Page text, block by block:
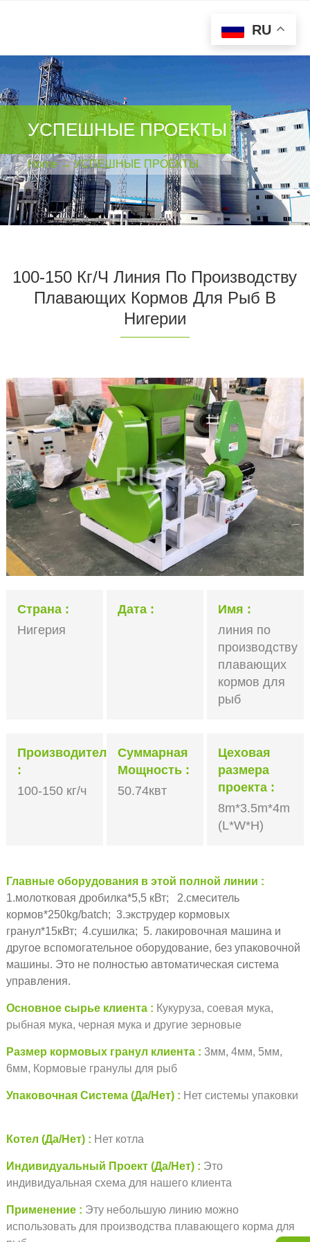
УСПЕШНЫЕ ПРОЕКТЫ
Home →УСПЕШНЫЕ ПРОЕКТЫ
100-150 Кг/ч Линия По Производству
Плавающих Кормов Для Рыб В
Нигерии
Страна
Нигерия
Дата
Имя
линия по
производству
плавающих
кормов для
рыб
Производительность
100-150 кг/ч
Суммарная
Мощность
50.74квт
Цеховая
размера
проекта
8m*3.5m*4m
(L*W*H)
Главные оборудования в этой полной линии
1.молотковая дробилка*5,5 кВт; 2.смеситель
кормов*250kg/batch; 3.экструдер кормовых
гранул*15кВт; 4.сушилка; 5. лакировочная машина и
другое вспомогательное оборудование, без упаковочной
машины. Это не полностью автоматическая система
управления.
Основное сырье клиента
Кукуруза, соевая мука,
рыбная мука, черная мука и другие зерновые
Размер кормовых гранул клиента
3мм, 4мм, 5мм,
6мм, Кормовые гранулы для рыб
Упаковочная Система (Да/Нет) Нет системы упаковки
Котел (Да/Нет) Нет котла
Индивидуальный Проект (Да/Нет)
Это
индивидуальная схема для нашего клиента
Применение
Эту небольшую линию можно
использовать для производства плавающего корма для
RU